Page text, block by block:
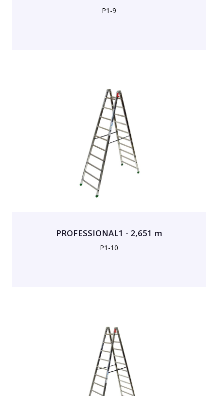
P1-9
PROFESSIONAL1 - 2,651 m
P1-10